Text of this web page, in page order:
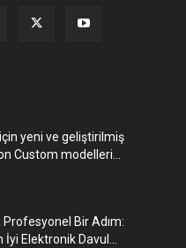
yeni ve geliştirilmiş
Custom modelleri...
Profesyonel Bir Adım:
İyi Elektronik Davul...